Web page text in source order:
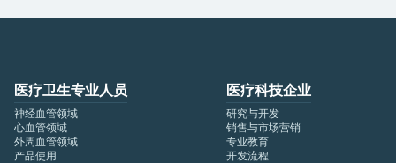
医疗卫生专业人员
神经血管领域
心血管领域
外周血管领域
产品使用
医疗科技企业
研究与开发
销售与市场营销
专业教育
开发流程